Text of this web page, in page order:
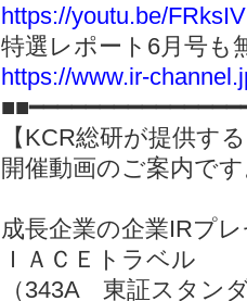
https://youtu.be/
特選レポート6月号も
https://www.ir-
【KCR総研が提供す
開催動画のご案内で
成長企業の企業IRプ
ＩＡＣＥトラベル
（343A 東証スタン